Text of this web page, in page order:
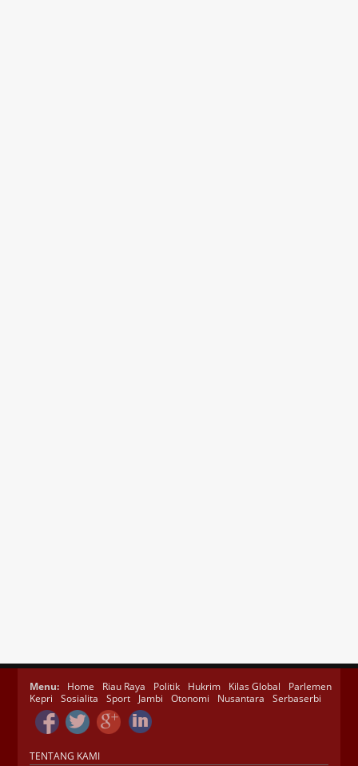
Menu: Home Riau Raya Politik Hukrim Kilas Global
Parlemen
Kepri
Sosialita Sport Jambi Otonomi Nusantara Serbaserbi
TENTANG KAMI